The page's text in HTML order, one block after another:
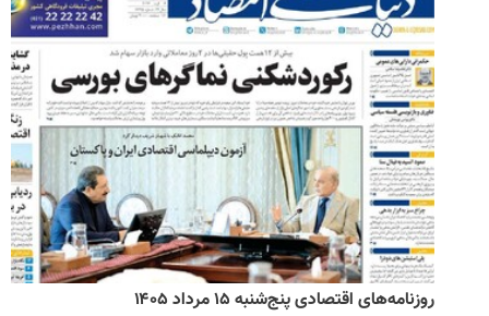
روزنامه‌های اقتصادی پنج‌شنبه ۱۵ مرداد ۱۴۰۵